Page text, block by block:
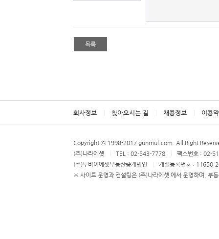
목록
회사정보 찾아오시는 길 채용정보 이용
Copyright ⓒ 1998-2017 gunmul.com. All Right
(주)나라에셋
TEL : 02-543-7778
팩스번호 : 02-
(주)두바이에셋부동산중개법인
개설등록번호 :
※ 사이트 운영과 컨설팅은 (주)나라에셋 에서 운영하며, 부